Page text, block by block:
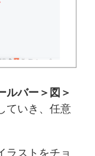
ルバー＞図＞
ていき、任意
ラストをチョ